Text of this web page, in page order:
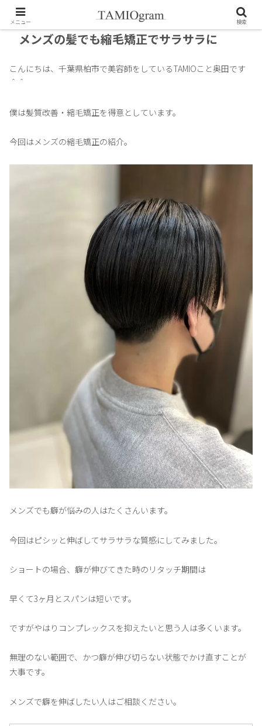
メンズの髪でも縮毛矯正でサラサラに
こんにちは、千葉県柏市で美容師をしているTAMIOこと奥田です
＾＾
僕は髪質改善・縮毛矯正を得意としています。
今回はメンズの縮毛矯正の紹介。
メンズでも癖が悩みの人はたくさんいます。
今回はピシッと伸ばしてサラサラな質感にしてみました。
ショートの場合、癖が伸びてきた時のリタッチ期間は
早くて3ヶ月とスパンは短いです。
ですがやはりコンプレックスを抑えたいと思う人は多くいます。
無理のない範囲で、かつ癖が伸び切らない状態でかけ直すことが
大事です。
メンズで癖を伸ばしたい人はご相談ください。
メニュー 検索